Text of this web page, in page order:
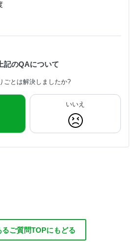
上記のQAについて
ごとは解決しましたか?
いいえ
るご質問TOPにもどる